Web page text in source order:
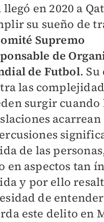
llegó en 2020 a
su sueño de
Supremo
de
de Futbol. Su
las
surgir cuando
acarrean
de las
en aspectos tan
y por ello
de
este delito en